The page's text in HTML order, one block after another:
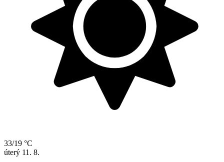
33/19 °C
úterý 11. 8.